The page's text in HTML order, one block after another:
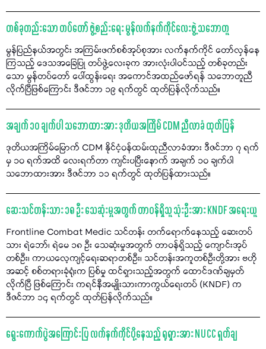
တစ်ခုတည်းသော တပ်တော် ဖွဲ့စည်းရေး မွန်လက်နက်ကိုင်လေးဖွဲ့ သဘောတူ
မွန်ပြည်နယ်အတွင်း အကြမ်းဖက်စစ်အုပ်စုအား လက်နက်ကိုင် တော်လှန်နေ
ကြသည့် ဒေသအခြေပြု တပ်ဖွဲ့လေးခုက အားလုံးပါဝင်သည့် တစ်ခုတည်း
သော မွန်တပ်တော် ပေါ်ထွန်းရေး အကောင်အထည်ဖော်ရန် သဘောတူညီ
လိုက်ပြီဖြစ်ကြောင်း ဒီဇင်ဘာ ၁၉ ရက်တွင် ထုတ်ပြန်လိုက်သည်။
အချက် ၁၀ ချက်ပါ သဘောထားအား ဒုတိယအကြိမ် CDM ညီလာခံ ထုတ်ပြန်
ဒုတိယအကြိမ်မြောက် CDM နိုင်ငံ့ဝန်ထမ်းထုညီလာခံအား ဒီဇင်ဘာ ၇ ရက်
မှ ၁၀ ရက်အထိ လေးရက်တာ ကျင်းပပြီးနောက် အချက် ၁၀ ချက်ပါ
သဘောထားအား ဒီဇင်ဘာ ၁၁ ရက်တွင် ထုတ်ပြန်ထားသည်။
ဆေးသင်တန်းသား ၁၈ ဦး သေဆုံးမှုအတွက် တာဝန်ရှိသူ သုံးဦးအား KNDF အရေးယူ
Frontline Combat Medic သင်တန်း တက်ရောက်နေသည့် ဆေးတပ်
သား ရဲဘော်၊ ရဲမေ ၁၈ ဦး သေဆုံးမှုအတွက် တာဝန်ရှိသည့် ကျောင်းအုပ်
တစ်ဦး၊ ကာယလေ့ကျင့်ရေးဆရာတစ်ဦး၊ သင်တန်းအကူတစ်ဦးတို့အား ဗဟို
အဆင့် စစ်တရားခုံရုံးက ပြစ်မှု ထင်ရှားသည့်အတွက် ထောင်ဒဏ်ချမှတ်
လိုက်ပြီ ဖြစ်ကြောင်း ကရင်နီအမျိုးသားကာကွယ်ရေးတပ် (KNDF) က
ဒီဇင်ဘာ ၁၄ ရက်တွင် ထုတ်ပြန်လိုက်သည်။
ရွေးကောက်ပွဲအကြောင်းပြ လက်နက်ကိုင်ပို့နေသည့် ရုရှားအား NUCC ရှုတ်ချ